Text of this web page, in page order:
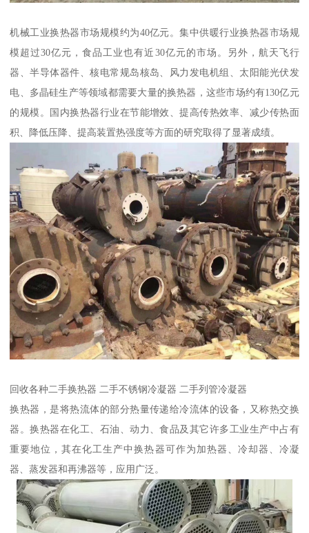
机械工业换热器市场规模约为40亿元。集中供暖行业换热器市场规
模超过30亿元，食品工业也有近30亿元的市场。另外，航天飞行
器、半导体器件、核电常规岛核岛、风力发电机组、太阳能光伏发
电、多晶硅生产等领域都需要大量的换热器，这些市场约有130亿元
的规模。国内换热器行业在节能增效、提高传热效率、减少传热面
积、降低压降、提高装置热强度等方面的研究取得了显著成绩。
回收各种二手换热器 二手不锈钢冷凝器 二手列管冷凝器
换热器，是将热流体的部分热量传递给冷流体的设备，又称热交换
器。换热器在化工、石油、动力、食品及其它许多工业生产中占有
重要地位，其在化工生产中换热器可作为加热器、冷却器、冷凝
器、蒸发器和再沸器等，应用广泛。